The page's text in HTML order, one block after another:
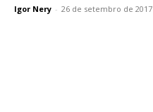
Igor Nery - 26 de setembro de 2017